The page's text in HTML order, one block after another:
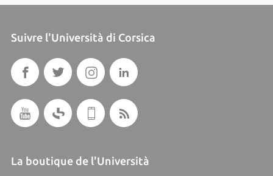
Suivre l'Università di Corsica
La boutique de l'Università